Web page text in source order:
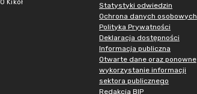
Kikół
Statystyki odwiedzin
Ochrona danych osobowych
Polityka Prywatności
Deklaracja dostępności
Informacja publiczna
Otwarte dane oraz ponowne
wykorzystanie informacji
sektora publicznego
Redakcja BIP